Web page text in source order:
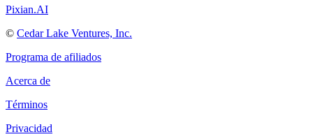
Pixian.AI
© Cedar Lake Ventures, Inc.
Programa de afiliados
Acerca de
Términos
Privacidad